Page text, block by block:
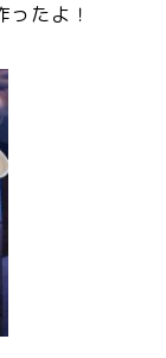
たよ！